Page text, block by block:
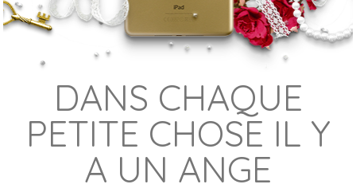
DANS CHAQUE
PETITE CHOSE IL Y
A UN ANGE